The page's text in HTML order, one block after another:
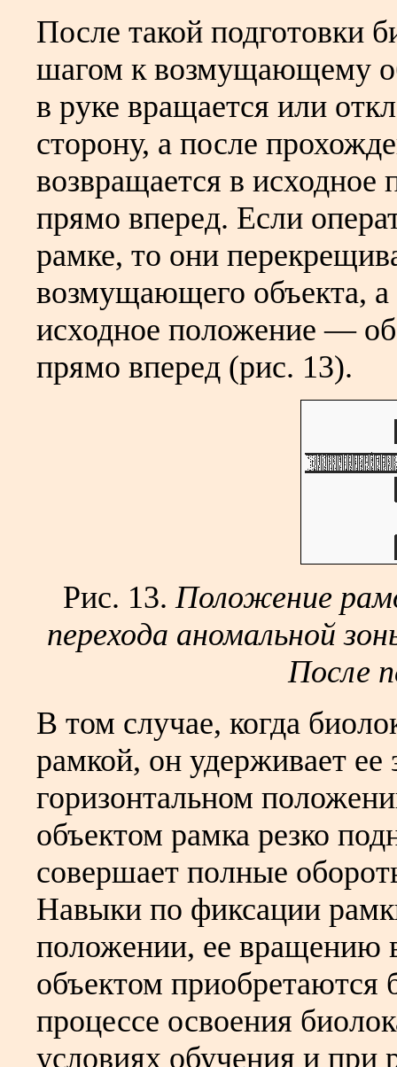
После такой подготовки
шагом к возмущающему
в руке вращается или
сторону, а после
возвращается в
прямо вперед. Если
рамке, то они
возмущающего объекта, а
исходное положение —
прямо вперед (рис. 13).
Рис. 13.Положение
перехода аномальной
После
В том случае, когда
рамкой, он удерживает
горизонтальном
объектом рамка резко
совершает полные
Навыки по фиксации
положении, ее вращению
объектом приобретаются
процессе освоения
условиях обучения и при